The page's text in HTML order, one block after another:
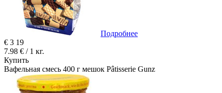
Подробнее
€ 3 19
7.98 € / 1 кг.
Купить
Вафельная смесь 400 г мешок Pâtisserie Gunz